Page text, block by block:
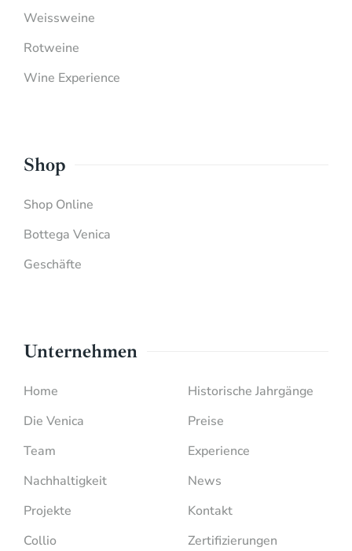
Weissweine
Rotweine
Wine Experience
Shop
Shop Online
Bottega Venica
Geschäfte
Unternehmen
Home
Die Venica
Team
Nachhaltigkeit
Projekte
Collio
Historische Jahrgänge
Preise
Experience
News
Kontakt
Zertifizierungen